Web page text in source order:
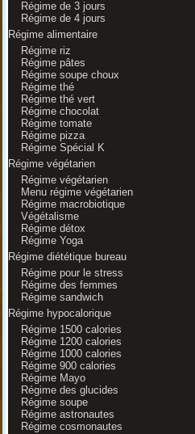
Régime de 3 jours
Régime de 4 jours
Régime alimentaire
Régime riz
Régime pâtes
Régime soupe choux
Régime thé
Régime thé vert
Régime chocolat
Régime tomate
Régime pizza
Régime Spécial K
Régime végétarien
Régime végétarien
Menu régime végétarien
Régime macrobiotique
Végétalisme
Régime détox
Régime Yoga
Régime diététique bureau
Régime pour le stress
Régime des femmes
Régime sandwich
Régime hypocalorique
Régime 1500 calories
Régime 1200 calories
Régime 1000 calories
Régime 900 calories
Régime Mayo
Régime des glucides
Régime soupe
Régime astronautes
Régime cosmonautes